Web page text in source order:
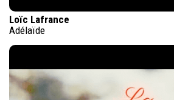
Loïc Lafrance
Adélaïde